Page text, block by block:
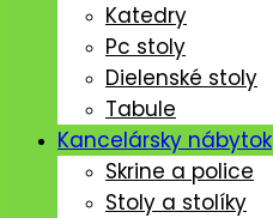
Katedry
Pc stoly
Dielenské stoly
Tabule
Kancelársky nábytok
Skrine a police
Stoly a stolíky